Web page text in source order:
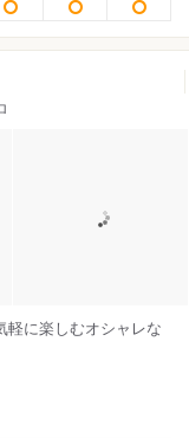
軽に楽しむオシャレな